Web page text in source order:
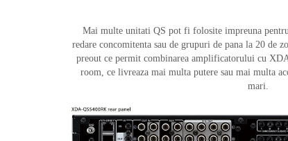
Mai multe unitati QS pot fi folosite impreuna
redare concomitenta sau de grupuri de pana la 20 de
preout ce permit combinarea amplificatorului cu
room, ce livreaza mai multa putere sau mai multa
mari.